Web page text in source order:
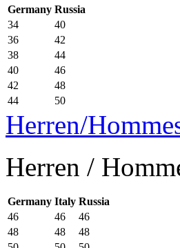
Germany Russia
34
40
36
42
38
44
40
46
42
48
44
50
Herren/
Herren /
Germany Italy Russia
46
46
46
48
48
48